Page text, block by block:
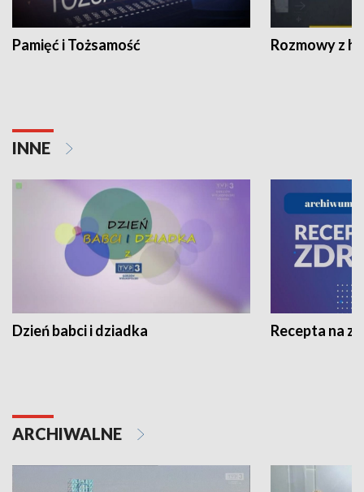
Pamięć i Tożsamość Rozmowy z
INNE
Dzień babci i dziadka Recepta na
ARCHIWALNE